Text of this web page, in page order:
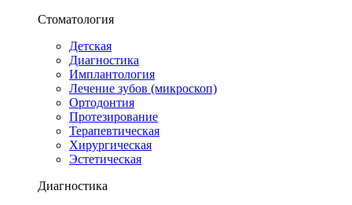
Стоматология
Детская
Диагностика
Имплантология
Лечение зубов (микроскоп)
Ортодонтия
Протезирование
Терапевтическая
Хирургическая
Эстетическая
Диагностика